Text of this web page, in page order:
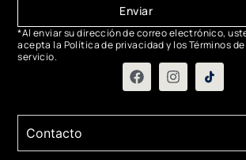
Enviar
*Al enviar su dirección de correo electrónico,
acepta la Política de privacidad y los Términos de
servicio.
Contacto